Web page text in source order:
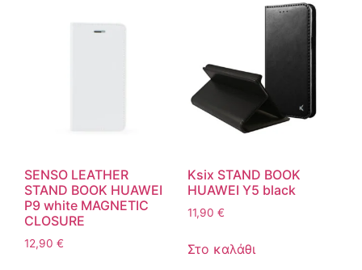
SENSO LEATHER
STAND BOOK HUAWEI
P9 white MAGNETIC
CLOSURE
12,90 €
Ksix STAND BOOK
HUAWEI Y5 black
11,90 €
Στο καλάθι